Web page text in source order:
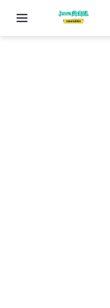
跳至主要內容